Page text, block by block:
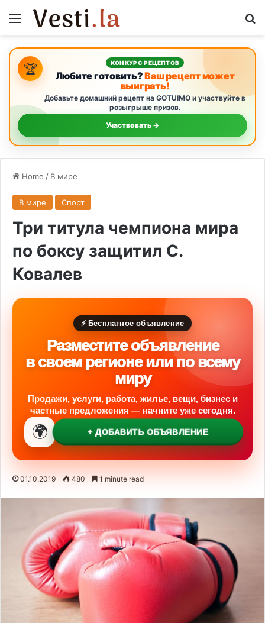
Menu
🏆 КОНКУРС РЕЦЕПТОВ
Любите готовить?Ваш рецепт может
выиграть!
Добавьте домашний рецепт на GOTUIMO и участвуйте в
розыгрыше призов.
Участвовать →
Home / В мире
В мире Спорт
Три титула чемпиона мира
по боксу защитил С.
Ковалев
⚡ Бесплатное объявление
Разместите объявление
в своем регионе или по всему
миру
Продажи, услуги, работа, жилье, вещи, бизнес и
частные предложения — начните уже сегодня.
🌍 + ДОБАВИТЬ ОБЪЯВЛЕНИЕ
01.10.2019 480 1 minute read